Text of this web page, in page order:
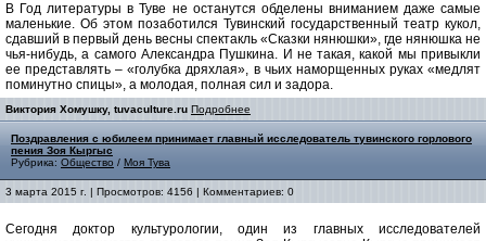
В Год литературы в Туве не останутся обделены вниманием даже самые
маленькие. Об этом позаботился Тувинский государственный театр кукол,
сдавший в первый день весны спектакль «Сказки нянюшки», где нянюшка не
чья-нибудь, а самого Александра Пушкина. И не такая, какой мы привыкли
ее представлять – «голубка дряхлая», в чьих наморщенных руках «медлят
поминутно спицы», а молодая, полная сил и задора.
Виктория Хомушку, tuvaculture.ru Подробнее
Поздравления с юбилеем принимает главный исследователь тувинского горлового
пения Зоя Кыргыс
Рубрика: Общество / Моя Тува
3 марта 2015 г. | Просмотров: 4156 | Комментариев: 0
Cегодня доктор культурологии, один из главных исследователей